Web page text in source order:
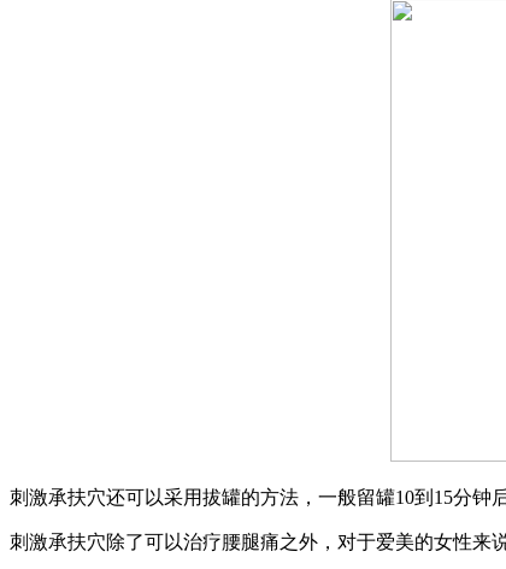
刺激承扶穴还可以采用拔罐的方法，一般留罐10到15分
刺激承扶穴除了可以治疗腰腿痛之外，对于爱美的女性来